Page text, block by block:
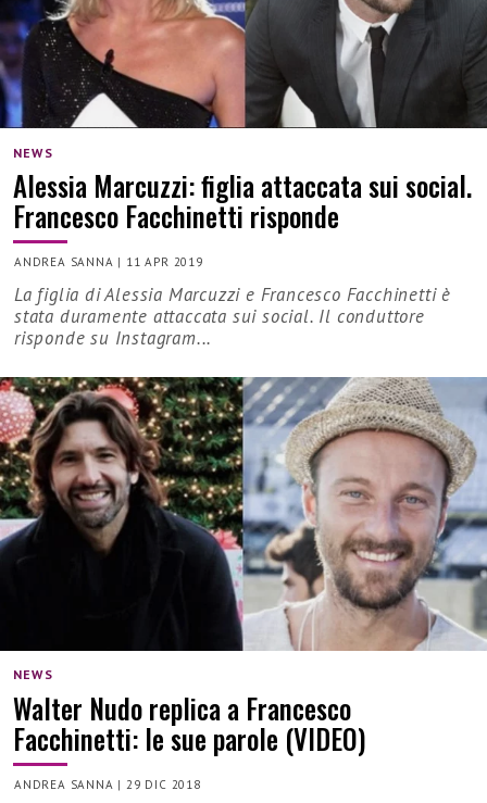
NEWS
Alessia Marcuzzi: figlia attaccata sui social.
Francesco Facchinetti risponde
ANDREA SANNA | 11 APR 2019
La figlia di Alessia Marcuzzi e Francesco Facchinetti è
stata duramente attaccata sui social. Il conduttore
risponde su Instagram...
NEWS
Walter Nudo replica a Francesco
Facchinetti: le sue parole (VIDEO)
ANDREA SANNA | 29 DIC 2018